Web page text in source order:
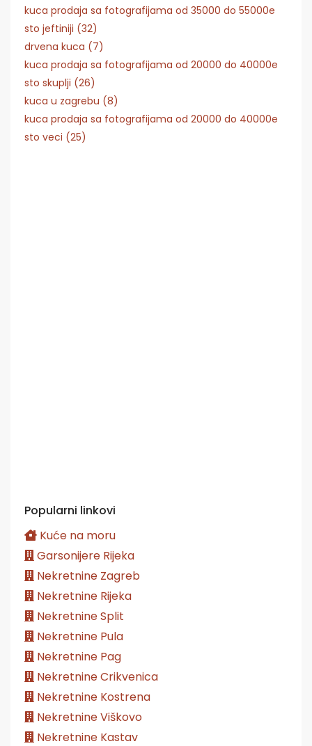
kuca prodaja sa fotografijama od 35000 do 55000e
sto jeftiniji (32)
drvena kuca (7)
kuca prodaja sa fotografijama od 20000 do 40000e
sto skuplji (26)
kuca u zagrebu (8)
kuca prodaja sa fotografijama od 20000 do 40000e
sto veci (25)
Popularni linkovi
Kuće na moru
Garsonijere Rijeka
Nekretnine Zagreb
Nekretnine Rijeka
Nekretnine Split
Nekretnine Pula
Nekretnine Pag
Nekretnine Crikvenica
Nekretnine Kostrena
Nekretnine Viškovo
Nekretnine Kastav